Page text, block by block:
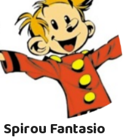
Spirou Fantasio